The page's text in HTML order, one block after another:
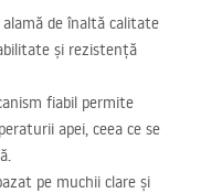
de înaltă calitate
și rezistență
fiabil permite
apei, ceea ce se
pe muchii clare și